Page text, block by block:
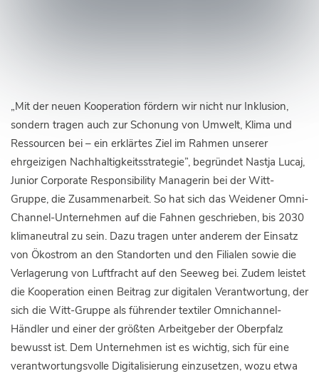
„Mit der neuen Kooperation fördern wir nicht nur Inklusion,
sondern tragen auch zur Schonung von Umwelt, Klima und
Ressourcen bei – ein erklärtes Ziel im Rahmen unserer
ehrgeizigen Nachhaltigkeitsstrategie”, begründet Nastja Lucaj,
Junior Corporate Responsibility Managerin bei der Witt-
Gruppe, die Zusammenarbeit. So hat sich das Weidener Omni-
Channel-Unternehmen auf die Fahnen geschrieben, bis 2030
klimaneutral zu sein. Dazu tragen unter anderem der Einsatz
von Ökostrom an den Standorten und den Filialen sowie die
Verlagerung von Luftfracht auf den Seeweg bei. Zudem leistet
die Kooperation einen Beitrag zur digitalen Verantwortung, der
sich die Witt-Gruppe als führender textiler Omnichannel-
Händler und einer der größten Arbeitgeber der Oberpfalz
bewusst ist. Dem Unternehmen ist es wichtig, sich für eine
verantwortungsvolle Digitalisierung einzusetzen, wozu etwa